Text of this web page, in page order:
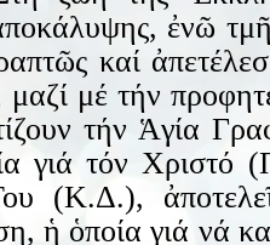
ἐνῶ
καί
μέ τήν
τήν Ἁγία
γιά τόν Χριστό
(Κ.Δ.),
ἡ ὁποία γιά νά